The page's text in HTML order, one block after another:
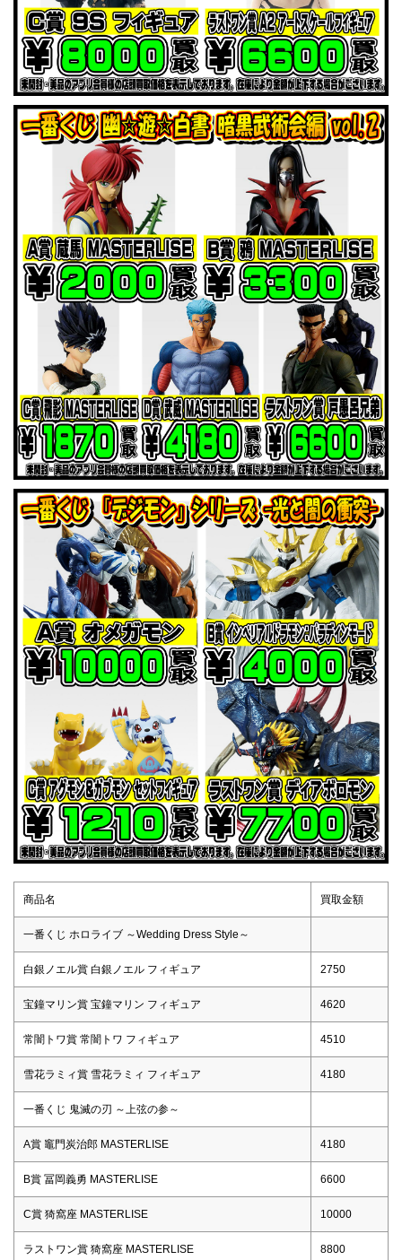
商品名 買取金額
一番くじ ホロライブ ～Wedding Dress Style～
白銀ノエル賞 白銀ノエル フィギュア 2750
宝鐘マリン賞 宝鐘マリン フィギュア 4620
常闇トワ賞 常闇トワ フィギュア 4510
雪花ラミィ賞 雪花ラミィ フィギュア 4180
一番くじ 鬼滅の刃 ～上弦の参～
A賞 竈門炭治郎 MASTERLISE 4180
B賞 冨岡義勇 MASTERLISE 6600
C賞 猗窩座 MASTERLISE 10000
ラストワン賞 猗窩座 MASTERLISE 8800